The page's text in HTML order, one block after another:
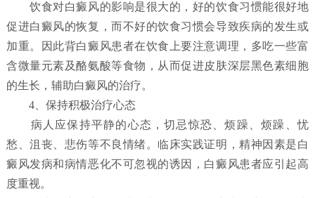
饮食对白癜风的影响是很大的，好的饮食习惯能很好地
促进白癜风的恢复，而不好的饮食习惯会导致疾病的发生或
加重。因此背白癜风患者在饮食上要注意调理，多吃一些富
含微量元素及酪氨酸等食物，从而促进皮肤深层黑色素细胞
的生长，辅助白癜风的治疗。
4、保持积极治疗心态
病人应保持平静的心态，切忌惊恐、烦躁、烦躁、忧
愁、沮丧、悲伤等不良情绪。临床实践证明，精神因素是白
癜风发病和病情恶化不可忽视的诱因，白癜风患者应引起高
度重视。